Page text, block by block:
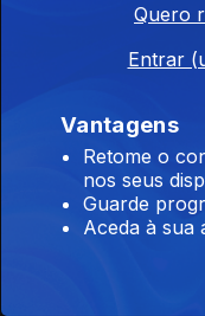
Ep. 61
21 mai. 2026
Igreja Católica +
Igreja Católica +
Quero
Entrar
Vantagens
Retome o
nos seus
Guarde
Aceda à sua